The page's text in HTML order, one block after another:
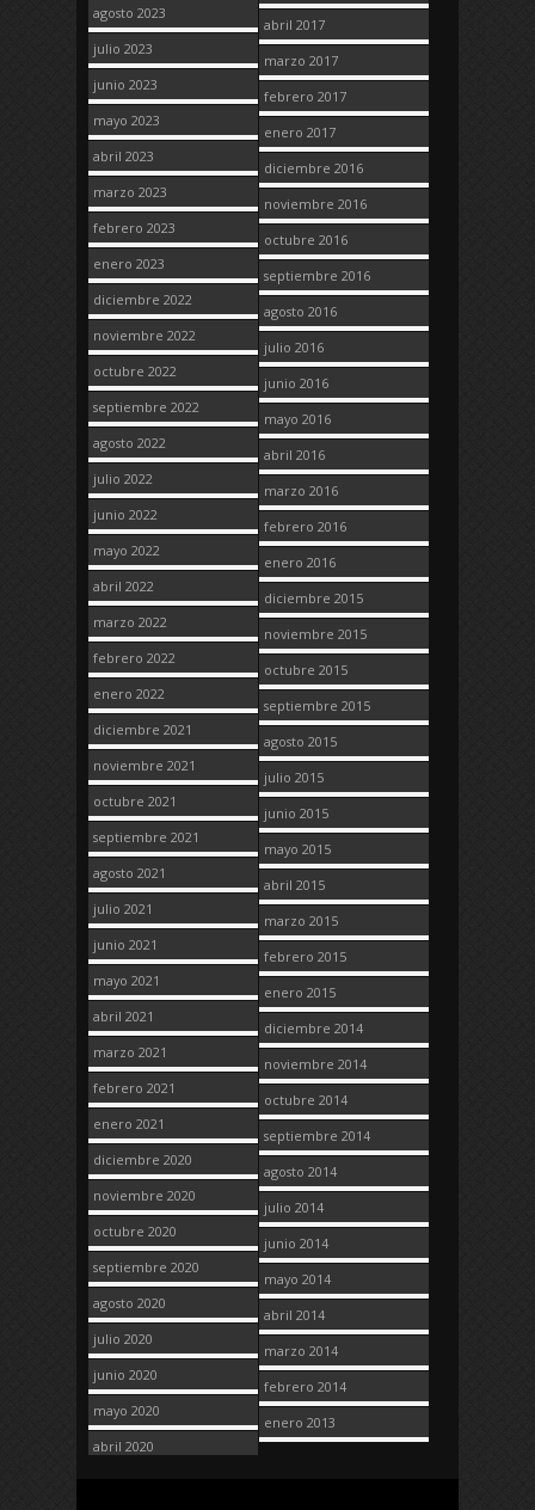
agosto 2023
julio 2023
junio 2023
mayo 2023
abril 2023
marzo 2023
febrero 2023
enero 2023
diciembre 2022
noviembre 2022
octubre 2022
septiembre 2022
agosto 2022
julio 2022
junio 2022
mayo 2022
abril 2022
marzo 2022
febrero 2022
enero 2022
diciembre 2021
noviembre 2021
octubre 2021
septiembre 2021
agosto 2021
julio 2021
junio 2021
mayo 2021
abril 2021
marzo 2021
febrero 2021
enero 2021
diciembre 2020
noviembre 2020
octubre 2020
septiembre 2020
agosto 2020
julio 2020
junio 2020
mayo 2020
abril 2020
abril 2017
marzo 2017
febrero 2017
enero 2017
diciembre 2016
noviembre 2016
octubre 2016
septiembre 2016
agosto 2016
julio 2016
junio 2016
mayo 2016
abril 2016
marzo 2016
febrero 2016
enero 2016
diciembre 2015
noviembre 2015
octubre 2015
septiembre 2015
agosto 2015
julio 2015
junio 2015
mayo 2015
abril 2015
marzo 2015
febrero 2015
enero 2015
diciembre 2014
noviembre 2014
octubre 2014
septiembre 2014
agosto 2014
julio 2014
junio 2014
mayo 2014
abril 2014
marzo 2014
febrero 2014
enero 2013